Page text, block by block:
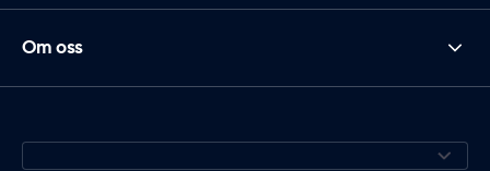
Om oss